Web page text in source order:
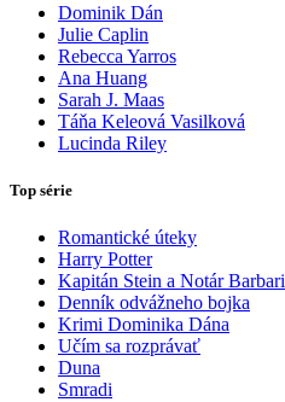
Dominik Dán
Julie Caplin
Rebecca Yarros
Ana Huang
Sarah J. Maas
Táňa Keleová Vasilková
Lucinda Riley
Top série
Romantické úteky
Harry Potter
Kapitán Stein a Notár
Denník odvážneho bojka
Krimi Dominika Dána
Učím sa rozprávať
Duna
Smradi